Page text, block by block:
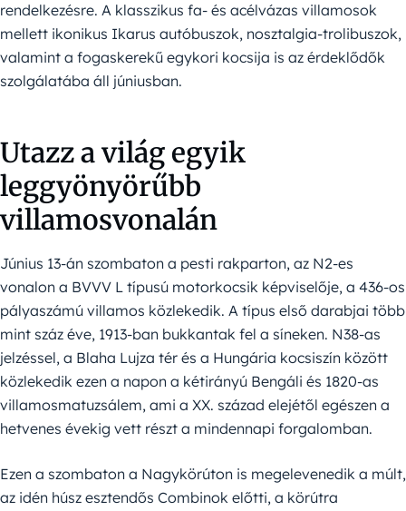
rendelkezésre. A klasszikus fa- és acélvázas villamosok
mellett ikonikus Ikarus autóbuszok, nosztalgia-trolibuszok,
valamint a fogaskerekű egykori kocsija is az érdeklődők
szolgálatába áll júniusban.
Utazz a világ egyik
leggyönyörűbb
villamosvonalán
Június 13-án szombaton a pesti rakparton, az N2-es
vonalon a BVVV L típusú motorkocsik képviselője, a 436-os
pályaszámú villamos közlekedik. A típus első darabjai több
mint száz éve, 1913-ban bukkantak fel a síneken. N38-as
jelzéssel, a Blaha Lujza tér és a Hungária kocsiszín között
közlekedik ezen a napon a kétirányú Bengáli és 1820-as
villamosmatuzsálem, ami a XX. század elejétől egészen a
hetvenes évekig vett részt a mindennapi forgalomban.
Ezen a szombaton a Nagykörúton is megelevenedik a múlt,
az idén húsz esztendős Combinok előtti, a körútra